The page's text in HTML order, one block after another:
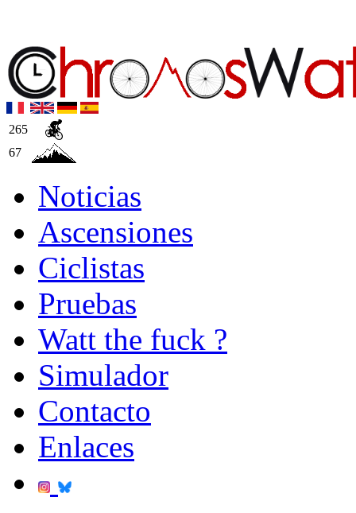
265
67
Noticias
Ascensiones
Ciclistas
Pruebas
Watt the fuck ?
Simulador
Contacto
Enlaces